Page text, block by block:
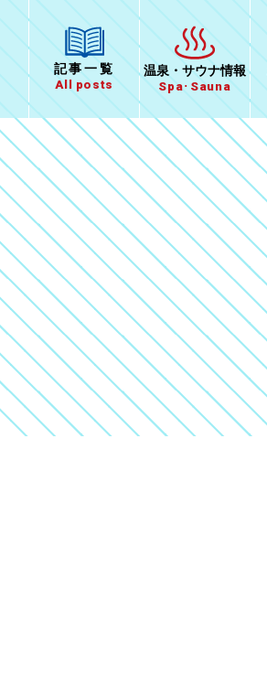
記事一覧
All posts
温泉 ・ サウナ情報
Spa･Sauna